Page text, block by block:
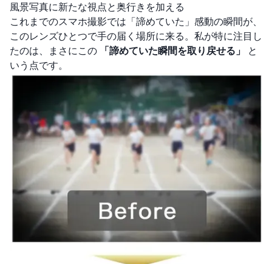
風景写真に新たな視点と奥行きを加える
これまでのスマホ撮影では「諦めていた」感動の瞬間が、
このレンズひとつで手の届く場所に来る。私が特に注目し
たのは、まさにこの
「諦めていた瞬間を取り戻せる」
と
いう点です。